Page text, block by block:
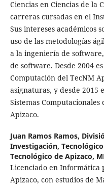
Ciencias en Ciencias de la
carreras cursadas en el
Sus intereses académicos
uso de las metodologías
a la ingeniería de
de software. Desde 2004
Computación del TecNM
asignaturas, y desde 2015
Sistemas
Apizaco.
Juan Ramos Ramos,
Investigación,
Tecnológico de Apizaco,
Licenciado en Informática
Apizaco, con estudios de